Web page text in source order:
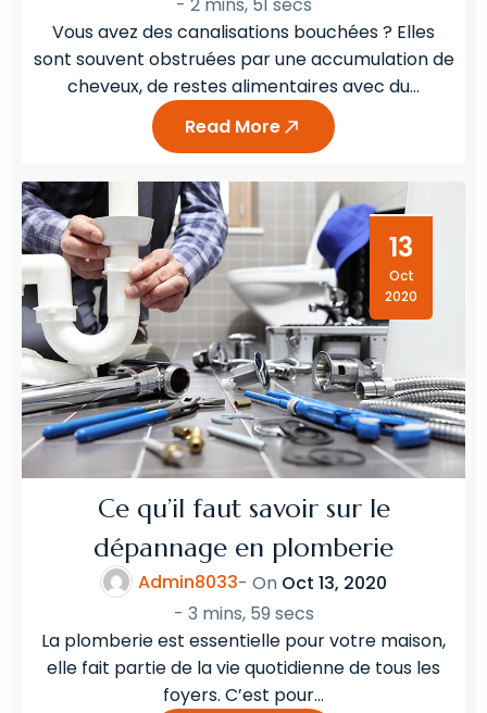
- 2 mins, 51 secs
Vous avez des canalisations bouchées ? Elles
sont souvent obstruées par une accumulation de
cheveux, de restes alimentaires avec du…
Read More
13
Oct
2020
Ce qu’il faut savoir sur le
dépannage en plomberie
Admin8033- On Oct 13, 2020
- 3 mins, 59 secs
La plomberie est essentielle pour votre maison,
elle fait partie de la vie quotidienne de tous les
foyers. C’est pour…